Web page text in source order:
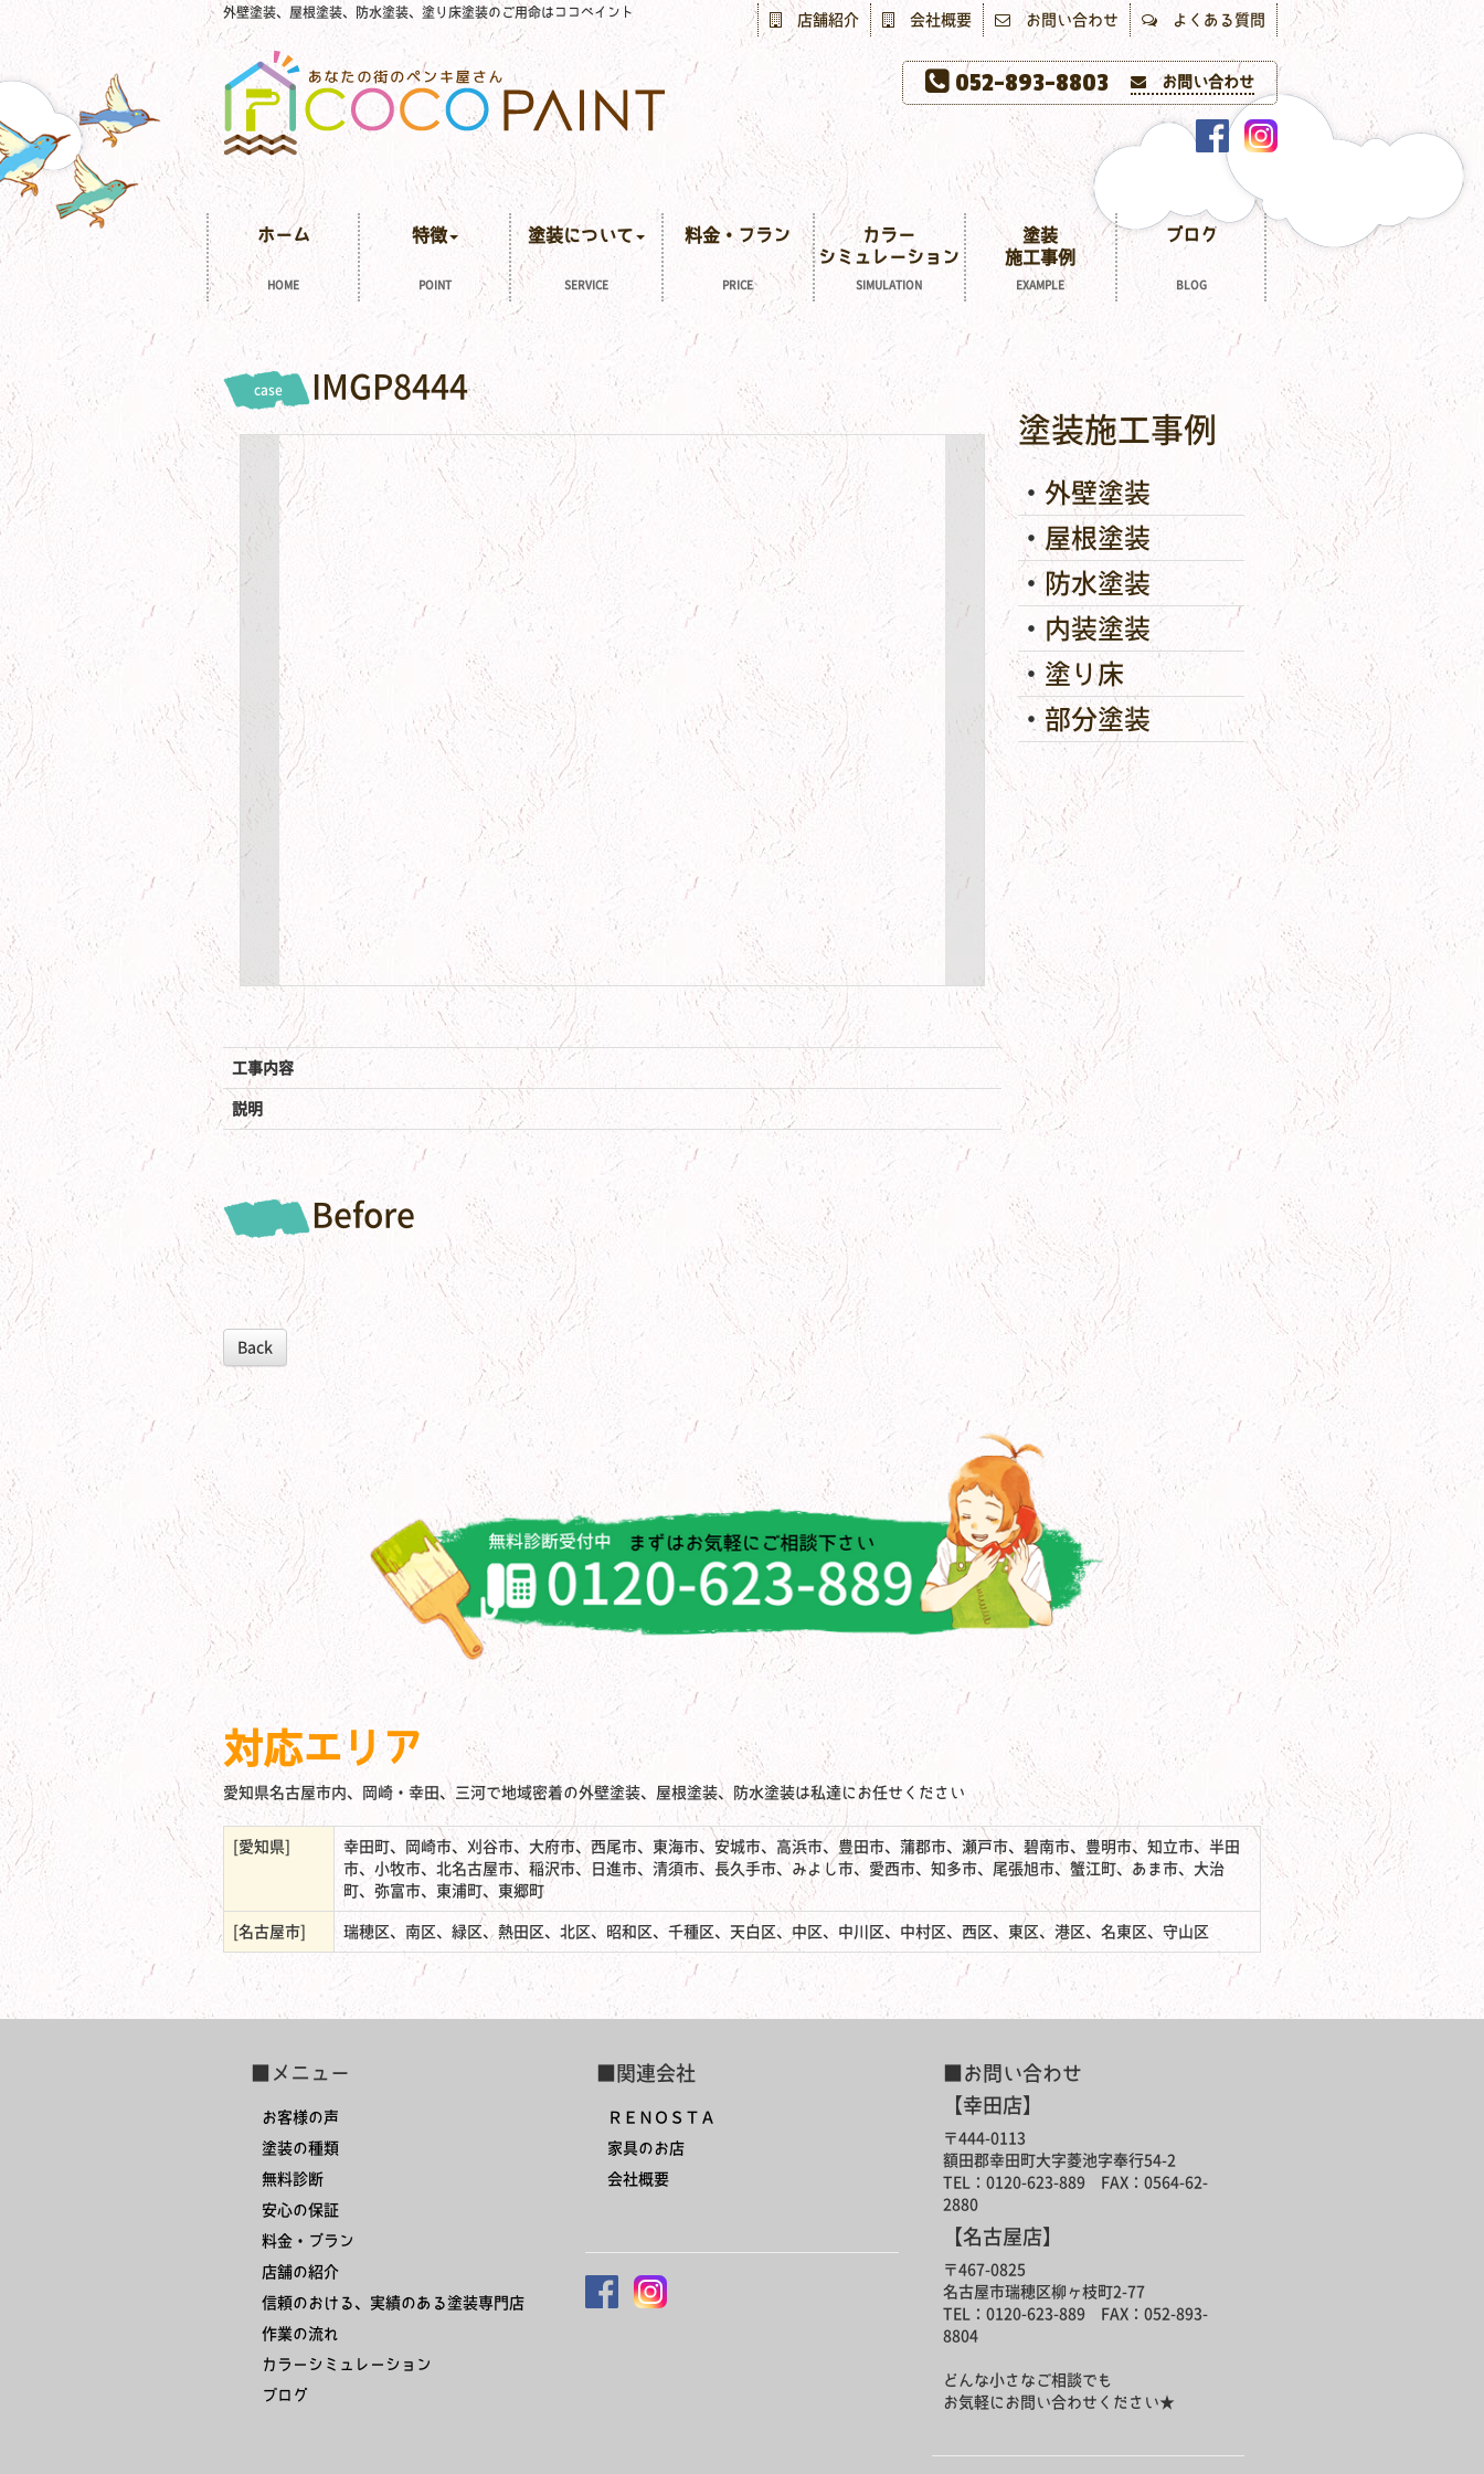
外壁塗装、屋根塗装、防水塗装、塗り床塗装のご用命はココペイント 店舗紹介 会社概要 お問い合わせ よくある質問
052-893-8803 お問い合わせ
HOME
ホーム
POINT
特徴
SERVICE
塗装について
PRICE
料金・プラン
SIMULATION
カラー
シミュレーション
EXAMPLE
塗装
施工事例
BLOG
ブログ
case IMGP8444
工事内容
説明
Before
Back
塗装施工事例
外壁塗装
屋根塗装
防水塗装
内装塗装
塗り床
部分塗装
対応エリア
愛知県名古屋市内、岡崎・幸田、三河で地域密着の外壁塗装、屋根塗装、防水塗装は私達にお任せください
[愛知県]
幸田町、岡崎市、刈谷市、大府市、西尾市、東海市、安城市、高浜市、豊田市、蒲郡市、瀬戸市、碧南市、豊明市、知立市、半田
市、小牧市、北名古屋市、稲沢市、日進市、清須市、長久手市、みよし市、愛西市、知多市、尾張旭市、蟹江町、あま市、大治
町、弥富市、東浦町、東郷町
[名古屋市] 瑞穂区、南区、緑区、熱田区、北区、昭和区、千種区、天白区、中区、中川区、中村区、西区、東区、港区、名東区、守山区
■メニュー
お客様の声
塗装の種類
無料診断
安心の保証
料金・プラン
店舗の紹介
信頼のおける、実績のある塗装専門店
作業の流れ
カラーシミュレーション
ブログ
■関連会社
ＲＥＮＯＳＴＡ
家具のお店
会社概要
■お問い合わせ
【幸田店】
〒444-0113
額田郡幸田町大字菱池字奉行54-2
TEL：0120-623-889 FAX：0564-62-
2880
【名古屋店】
〒467-0825
名古屋市瑞穂区柳ヶ枝町2-77
TEL：0120-623-889 FAX：052-893-
8804
どんな小さなご相談でも
お気軽にお問い合わせください★